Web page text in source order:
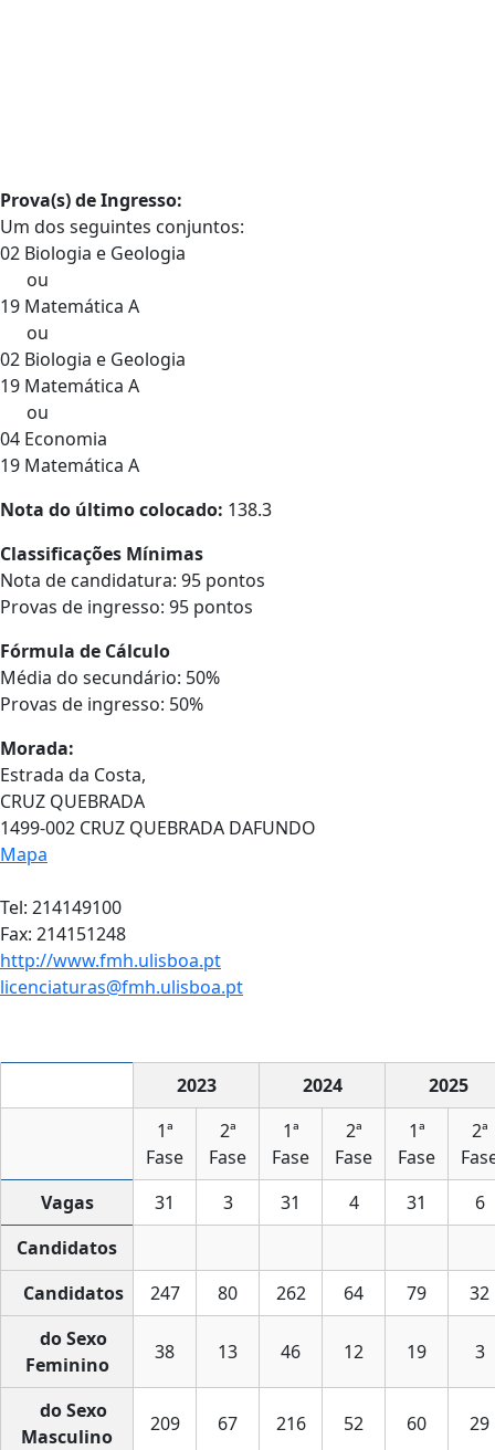
Prova(s) de Ingresso:
Um dos seguintes conjuntos:
02 Biologia e Geologia
ou
19 Matemática A
ou
02 Biologia e Geologia
19 Matemática A
ou
04 Economia
19 Matemática A
Nota do último colocado: 138.3
Classificações Mínimas
Nota de candidatura: 95 pontos
Provas de ingresso: 95 pontos
Fórmula de Cálculo
Média do secundário: 50%
Provas de ingresso: 50%
Morada:
Estrada da Costa,
CRUZ QUEBRADA
1499-002 CRUZ QUEBRADA DAFUNDO
Mapa
Tel: 214149100
Fax: 214151248
http://www.fmh.ulisboa.pt
licenciaturas@fmh.ulisboa.pt
2023 2024
2025
1ª
Fase
2ª
Fase
1ª
Fase
2ª
Fase
1ª
Fase
2ª
Vagas
31 3 31 4 31
6
Candidatos
Candidatos
247 80 262 64 79
32
do Sexo
Feminino
38 13 46 12 19 3
do Sexo
Masculino
209 67 216 52 60 29